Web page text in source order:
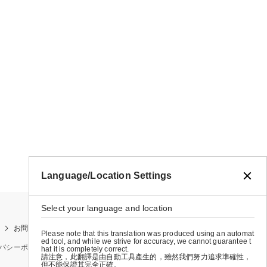
お問い合わせ
シーポリシー 特定商取引法に基づく表示 会社概要
Language/Location Settings
Select your language and location
Please note that this translation was produced using an automat
ed tool, and while we strive for accuracy, we cannot guarantee t
hat it is completely correct.
請注意，此翻譯是由自動工具產生的，雖然我們努力追求準確性，
但不能保證其完全正確。